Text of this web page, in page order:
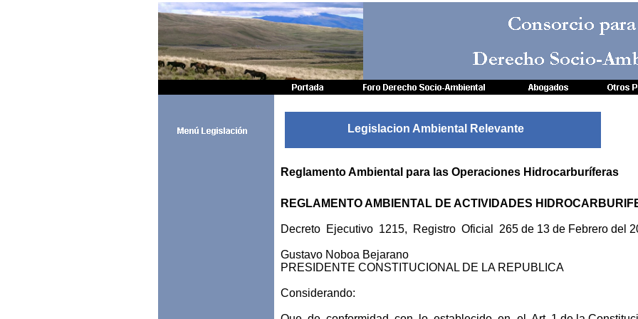
Consorcio
Derecho Socio-
Reglamento Ambiental para las Operaciones Hidrocarburíferas
Legislacion Ambiental Relevante
Consorcio
Derecho Socio-
REGLAMENTO AMBIENTAL DE ACTIVIDADES
Decreto Ejecutivo 1215, Registro Oficial 265 de 13 de Febrero del
Gustavo Noboa Bejarano
PRESIDENTE CONSTITUCIONAL DE LA REPUBLICA
Considerando: